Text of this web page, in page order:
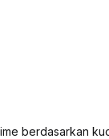
berdasarkan